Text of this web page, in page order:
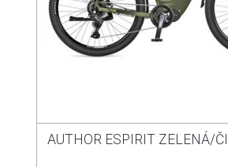
AUTHOR ESPIRIT ZELENÁ/